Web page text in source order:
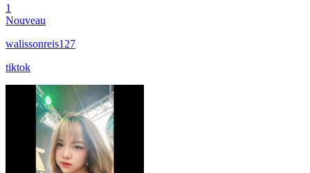
1
Nouveau
walissonreis127
tiktok